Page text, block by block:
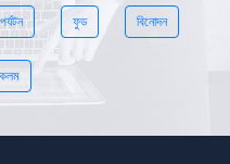
পর্যটন ফুড বিনোদন